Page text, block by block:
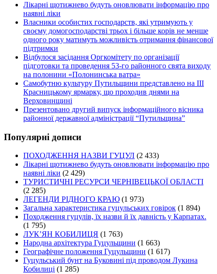
Лікарні щотижнево будуть оновлювати інформацію про
наявні ліки
Власники особистих господарств, які утримують у
своєму домогосподарстві трьох і більше корів не менше
одного року матимуть можливість отримання фінансової
підтримки
Відбулося засідання Оргкомітету по організації
підготовки та проведення 53-го районного свята виходу
на полонини «Полонинська ватра»
Самобутню культуру Путильщини представлено на ІІІ
Красницькому ярмарку, що проходив днями на
Верховинщині
Презентовано другий випуск інформаційного вісника
районної державної адміністрації “Путильщина”
Популярні дописи
ПОХОДЖЕННЯ НАЗВИ ГУЦУЛ (2 433)
Лікарні щотижнево будуть оновлювати інформацію про
наявні ліки (2 429)
ТУРИСТИЧНІ РЕСУРСИ ЧЕРНІВЕЦЬКОЇ ОБЛАСТІ
(2 285)
ЛЕГЕНДИ РІДНОГО КРАЮ (1 973)
Загальна характеристика гуцульських говірок (1 894)
Походження гуцулів, їх назви й їх давність у Карпатах.
(1 795)
ЛУК’ЯН КОБИЛИЦЯ (1 763)
Народна архітектура Гуцульщини (1 663)
Географічне положення Гуцульщини (1 617)
Гуцульський бунт на Буковині під проводом Лукина
Кобилиці (1 285)